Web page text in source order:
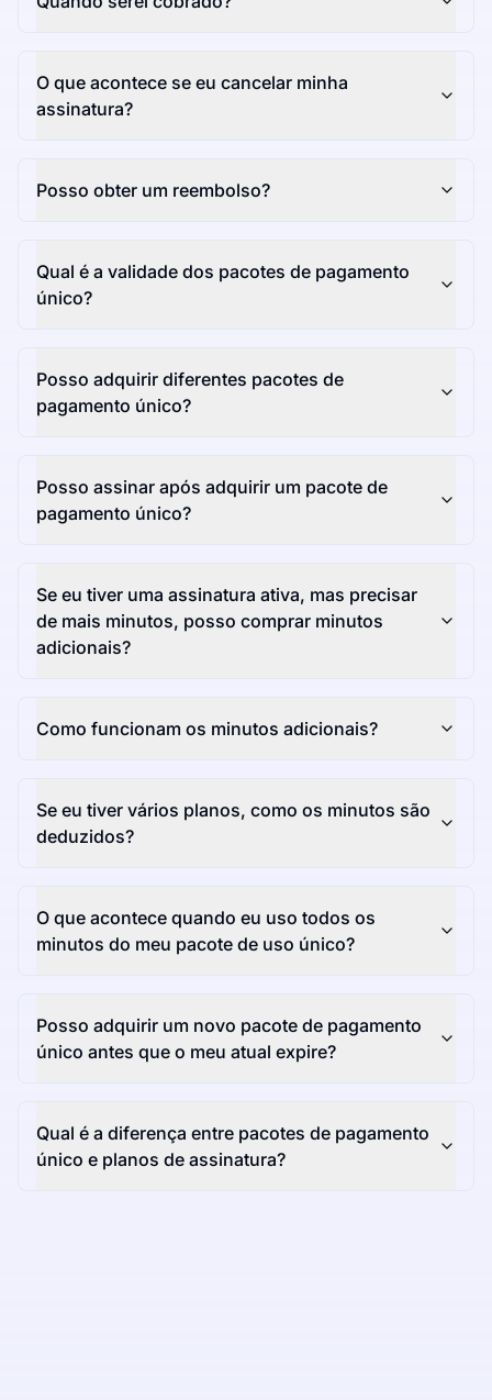
O que acontece se eu cancelar minha
assinatura?
Posso obter um reembolso?
Qual é a validade dos pacotes de pagamento
único?
Posso adquirir diferentes pacotes de
pagamento único?
Posso assinar após adquirir um pacote de
pagamento único?
Se eu tiver uma assinatura ativa, mas precisar
de mais minutos, posso comprar minutos
adicionais?
Como funcionam os minutos adicionais?
Se eu tiver vários planos, como os minutos são
deduzidos?
O que acontece quando eu uso todos os
minutos do meu pacote de uso único?
Posso adquirir um novo pacote de pagamento
único antes que o meu atual expire?
Qual é a diferença entre pacotes de pagamento
único e planos de assinatura?